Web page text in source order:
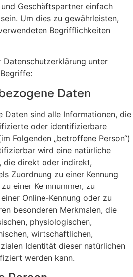
Geschäftspartner einfach
Um dies zu gewährleisten,
Begrifflichkeiten
Datenschutzerklärung unter
Daten
Daten sind alle Informationen, die
oder identifizierbare
Folgenden „betroffene Person“)
wird eine natürliche
die direkt oder indirekt,
Zuordnung zu einer Kennung
einer Kennnummer, zu
Online-Kennung oder zu
besonderen Merkmalen, die
physiologischen,
wirtschaftlichen,
Identität dieser natürlichen
werden kann.